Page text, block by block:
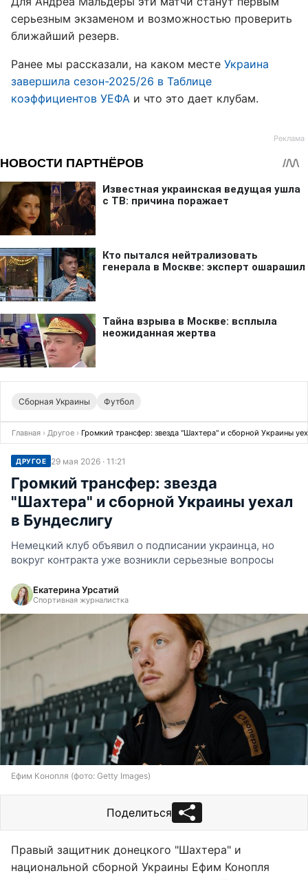
серьезным экзаменом и возможностью проверить
ближайший резерв.
Ранее мы рассказали, на каком месте Украина
завершила сезон-2025/26 в Таблице
коэффициентов УЕФА и что это дает клубам.
Сборная Украины Футбол
Главная › Другое › Громкий трансфер: звезда "Шахтера" и сборной Украины
ДРУГОЕ 29 мая 2026 · 11:21
Громкий трансфер: звезда
"Шахтера" и сборной Украины уехал
в Бундеслигу
Немецкий клуб объявил о подписании украинца, но
вокруг контракта уже возникли серьезные вопросы
Екатерина Урсатий
Спортивная журналистка
Ефим Конопля (фото: Getty Images)
Поделиться
Правый защитник донецкого "Шахтера" и
национальной сборной Украины Ефим Конопля